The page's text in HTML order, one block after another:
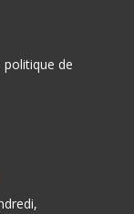
politique de